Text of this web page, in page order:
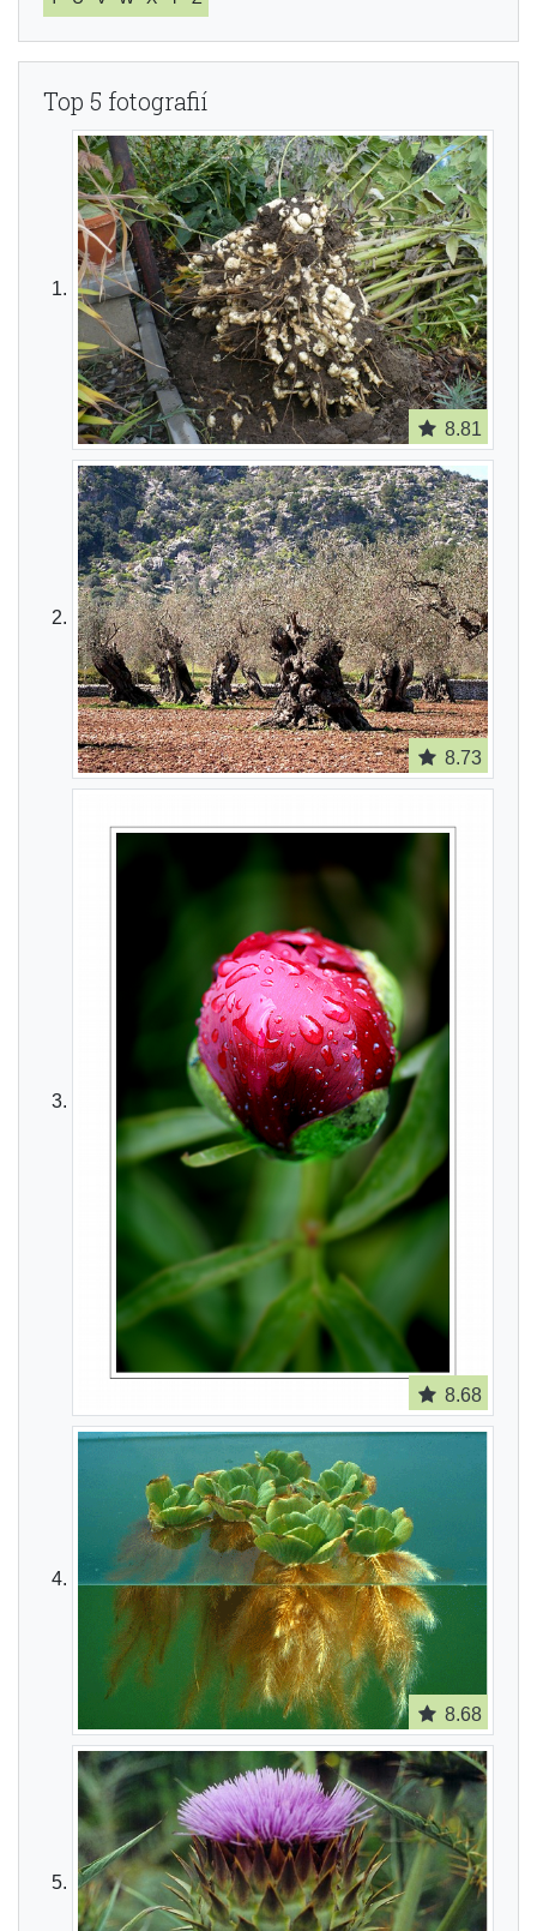
Top 5 fotografií
8.81
8.73
8.68
8.68